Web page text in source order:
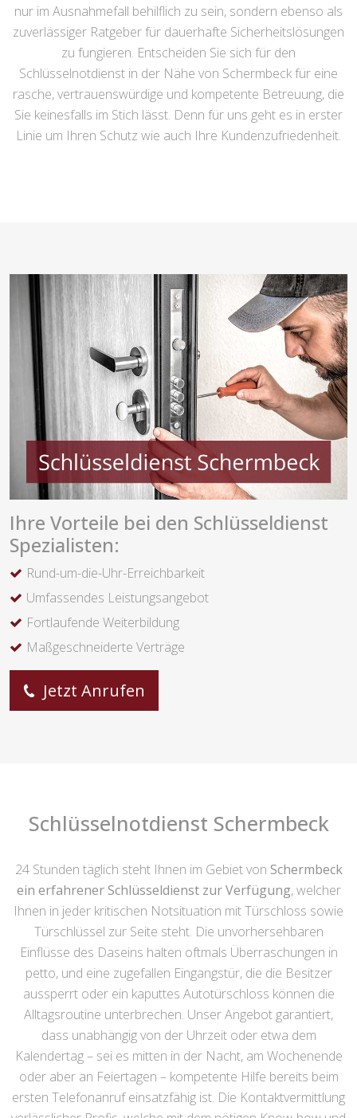
nur im Ausnahmefall behilflich zu sein, sondern ebenso als
zuverlässiger Ratgeber für dauerhafte Sicherheitslösungen
zu fungieren. Entscheiden Sie sich für den
Schlüsselnotdienst in der Nähe von Schermbeck für eine
rasche, vertrauenswürdige und kompetente Betreuung, die
Sie keinesfalls im Stich lässt. Denn für uns geht es in erster
Linie um Ihren Schutz wie auch Ihre Kundenzufriedenheit.
Ihre Vorteile bei den Schlüsseldienst
Spezialisten:
Rund-um-die-Uhr-Erreichbarkeit
Umfassendes Leistungsangebot
Fortlaufende Weiterbildung
Maßgeschneiderte Verträge
Jetzt Anrufen
Schlüsselnotdienst Schermbeck
24 Stunden täglich steht Ihnen im Gebiet von Schermbeck
ein erfahrener Schlüsseldienst zur Verfügung, welcher
Ihnen in jeder kritischen Notsituation mit Türschloss sowie
Türschlüssel zur Seite steht. Die unvorhersehbaren
Einflüsse des Daseins halten oftmals Überraschungen in
petto, und eine zugefallen Eingangstür, die die Besitzer
aussperrt oder ein kaputtes Autotürschloss können die
Alltagsroutine unterbrechen. Unser Angebot garantiert,
dass unabhängig von der Uhrzeit oder etwa dem
Kalendertag – sei es mitten in der Nacht, am Wochenende
oder aber an Feiertagen – kompetente Hilfe bereits beim
ersten Telefonanruf einsatzfähig ist. Die Kontaktvermittlung